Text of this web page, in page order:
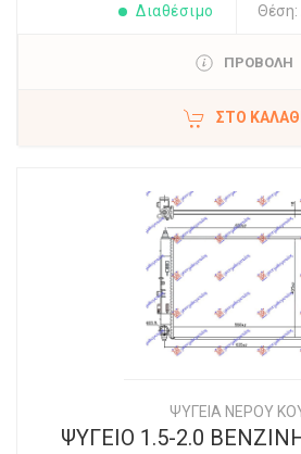
Διαθέσιμο Θέση:
ΠΡΟΒΟΛΗ
ΣΤΟ ΚΑΛΆΘΙ
ΨΥΓΕΙΑ ΝΕΡΟΥ
ΨΥΓΕΙΟ 1.5-2.0